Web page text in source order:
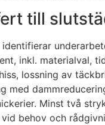
till
inkl. materialval,
lossning av
med
Minst två
behov och